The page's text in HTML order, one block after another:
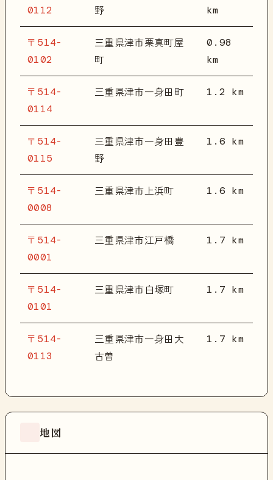
0112 野 km
〒514-
0102
三重県津市栗真町屋
町
0.98
km
〒514-
0114
三重県津市一身田町 1.2 km
〒514-
0115
三重県津市一身田豊
野
1.6 km
〒514-
0008
三重県津市上浜町 1.6 km
〒514-
0001
三重県津市江戸橋 1.7 km
〒514-
0101
三重県津市白塚町 1.7 km
〒514-
0113
三重県津市一身田大
古曽
1.7 km
地図